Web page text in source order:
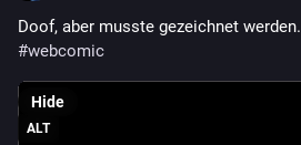
Doof, aber musste gezeichnet werden.
#webcomic
ALT
Hide